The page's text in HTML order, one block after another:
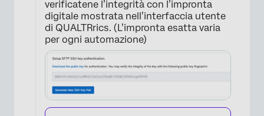
verificatene l’integrità con l’impronta
digitale mostrata nell’interfaccia utente
di QUALTRrics. (L’impronta esatta varia
per ogni automazione)